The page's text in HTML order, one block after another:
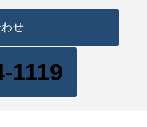
せ
1119